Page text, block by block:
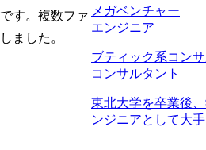
す。複数ファ
ました。
ームを志望してい
にITやDXなどの経
私の今の業務経験
したが、数年後コ
イしたいと思いま
た。 前職からの評
ル転職で良かった
と市場の評価がか
ていましたが、な
しい事情まで伺う
比較しても信頼で
ングファームへ転
一定打ち出してい
制度にも非常に詳
にWLBが充実して
メガベンチャー
エンジニア
ブティック系コン
コンサルタント
東北大学を卒業後
ンジニアとして大